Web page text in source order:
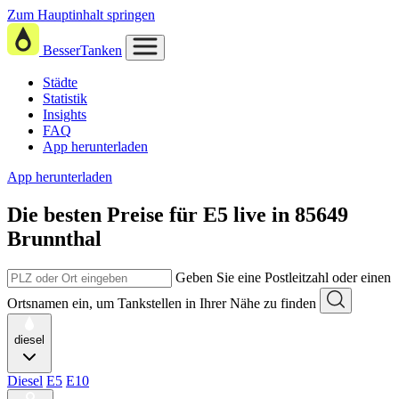
Zum Hauptinhalt springen
BesserTanken
Städte
Statistik
Insights
FAQ
App herunterladen
App herunterladen
Die besten Preise für E5 live in 85649
Brunnthal
Geben Sie eine Postleitzahl oder einen
Ortsnamen ein, um Tankstellen in Ihrer Nähe zu finden
diesel
Diesel E5 E10